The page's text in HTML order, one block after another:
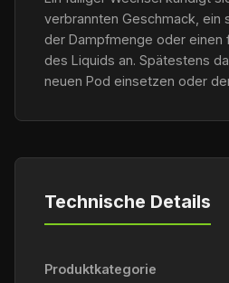
verbrannten Geschmack, ein
der Dampfmenge oder einen
des Liquids an. Spätestens
neuen Pod einsetzen oder
Technische Details
Produktkategorie